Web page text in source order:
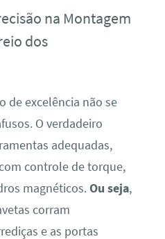
na Montagem
dos
de excelência não se
O verdadeiro
adequadas,
controle de torque,
magnéticos.Ou seja,
corram
e as portas